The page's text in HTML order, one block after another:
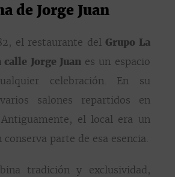
de Jorge Juan
el restaurante del Grupo La
Jorge Juanes un espacio
celebración. En su
salones repartidos en
el local era un
conserva parte de esa esencia.
tradición y exclusividad,